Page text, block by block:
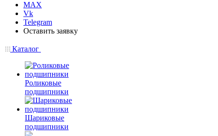
MAX
Vk
Telegram
Оставить заявку
Каталог
Роликовые
подшипники
Шариковые
подшипники